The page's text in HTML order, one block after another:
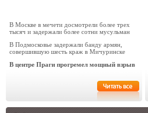
В Москве в мечети досмотрели более трех
тысяч и задержали более сотни мусульман
В Подмосковье задержали банду армян,
совершившую шесть краж в Мичуринске
В центре Праги прогремел мощный взрыв